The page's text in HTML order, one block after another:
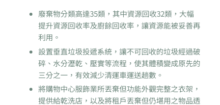
廢棄物分類高達35類，其中資源回收32類，大幅
提升資源回收率及廚餘回收率，讓資源能被妥善再
利用。
設置垂直垃圾投遞系統，讓不可回收的垃圾經過破
碎、水分瀝乾、壓實等流程，使其體積變成原先的
三分之一，有效減少清運車運送趟數。
將購物中心服飾業所丟棄但功能外觀完整之衣架，
提供給乾洗店，以及將租戶丟棄但仍堪用之物品透